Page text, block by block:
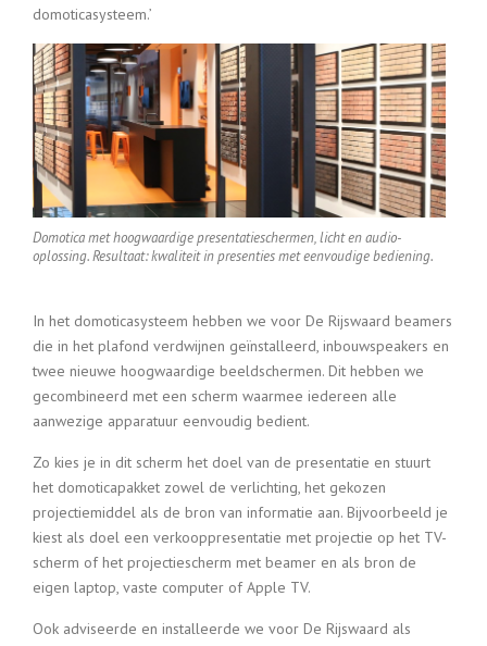
domoticasysteem.’
Domotica met hoogwaardige presentatieschermen, licht en audio-
oplossing. Resultaat: kwaliteit in presenties met eenvoudige bediening.
In het domoticasysteem hebben we voor De Rijswaard beamers
die in het plafond verdwijnen geïnstalleerd, inbouwspeakers en
twee nieuwe hoogwaardige beeldschermen. Dit hebben we
gecombineerd met een scherm waarmee iedereen alle
aanwezige apparatuur eenvoudig bedient.
Zo kies je in dit scherm het doel van de presentatie en stuurt
het domoticapakket zowel de verlichting, het gekozen
projectiemiddel als de bron van informatie aan. Bijvoorbeeld je
kiest als doel een verkooppresentatie met projectie op het TV-
scherm of het projectiescherm met beamer en als bron de
eigen laptop, vaste computer of Apple TV.
Ook adviseerde en installeerde we voor De Rijswaard als